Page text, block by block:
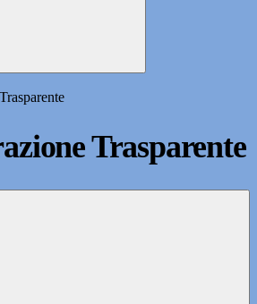
Trasparente